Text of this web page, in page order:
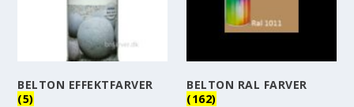
BELTON EFFEKTFARVER
(5)
BELTON RAL FARVER
(162)